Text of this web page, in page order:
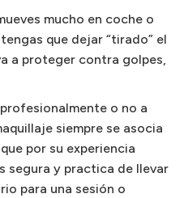
mucho en coche o
que dejar “tirado” el
a proteger contra golpes,
o no a
siempre se asocia
por su experiencia
segura y practica de llevar
para una sesión o